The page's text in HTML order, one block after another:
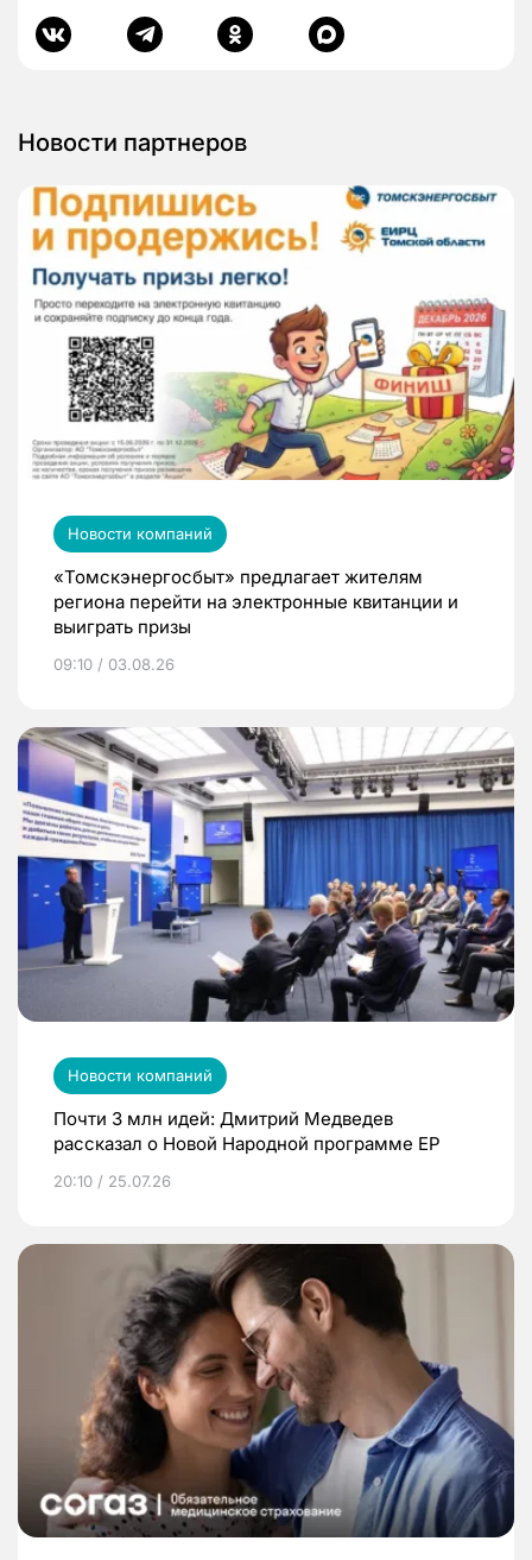
Новости партнеров
Новости компаний
«Томскэнергосбыт» предлагает жителям
региона перейти на электронные квитанции и
выиграть призы
09:10 / 03.08.26
Новости компаний
Почти 3 млн идей: Дмитрий Медведев
рассказал о Новой Народной программе ЕР
20:10 / 25.07.26